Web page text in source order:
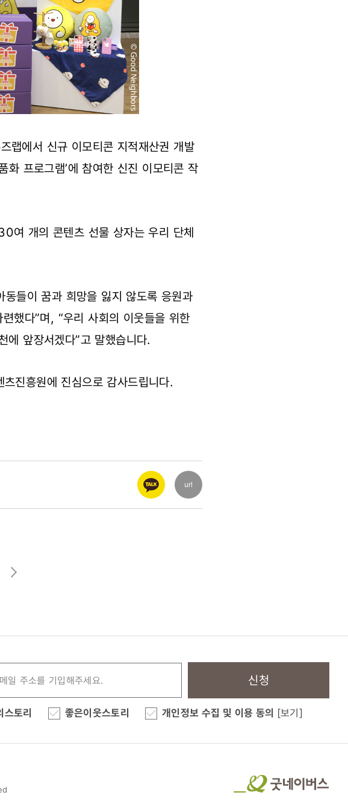
랩에서 신규 이모티콘 지적재산권 개발
화 프로그램’에 참여한 신진 이모티콘 작
여 개의 콘텐츠 선물 상자는 우리 단체
들이 꿈과 희망을 잃지 않도록 응원과
했다”며, “우리 사회의 이웃들을 위한
에 앞장서겠다”고 말했습니다.
진흥원에 진심으로 감사드립니다.
url
신청
스토리 좋은이웃스토리 개인정보 수집 및 이용 동의 [보기]